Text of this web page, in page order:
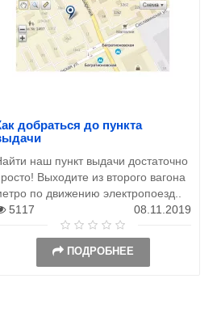
добраться до пункта
наш пункт выдачи достаточно
Выходите из второго вагона
по движению электропоезд..
5117
08.11.2019
ПОДРОБНЕЕ